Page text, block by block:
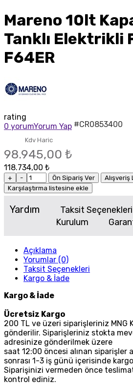
Mareno 10lt
Tanklı Elektrikli
F64ER
rating
0 yorumYorum Yap #CR0853400
Kdv Haric
98.945,00 ₺
118.734,00 ₺
+ - Ön Sipariş Ver
Alışveriş
Karşılaştırma listesine ekle
Yardım Taksit Seçenekleri
Kurulum
Açıklama
Yorumlar (0)
Taksit Seçenekleri
Kargo & İade
Kargo & İade
Ücretsiz Kargo
200 TL ve üzeri siparişleriniz MNG
gönderilir. Siparişleriniz stokta
adresinize gönderilmek üzere
saat 12:00 öncesi alınan siparişler
sonrası 1-3 iş günü içerisinde
Siparişinizi vermeden önce
kontrol ediniz.